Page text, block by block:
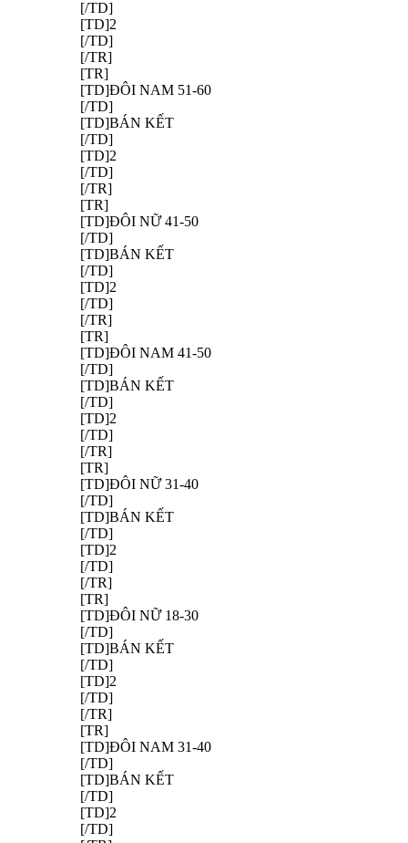
[/TD]
[TD]2
[/TD]
[/TR]
[TR]
[TD]ĐÔI NAM 51-60
[/TD]
[TD]BÁN KẾT
[/TD]
[TD]2
[/TD]
[/TR]
[TR]
[TD]ĐÔI NỮ 41-50
[/TD]
[TD]BÁN KẾT
[/TD]
[TD]2
[/TD]
[/TR]
[TR]
[TD]ĐÔI NAM 41-50
[/TD]
[TD]BÁN KẾT
[/TD]
[TD]2
[/TD]
[/TR]
[TR]
[TD]ĐÔI NỮ 31-40
[/TD]
[TD]BÁN KẾT
[/TD]
[TD]2
[/TD]
[/TR]
[TR]
[TD]ĐÔI NỮ 18-30
[/TD]
[TD]BÁN KẾT
[/TD]
[TD]2
[/TD]
[/TR]
[TR]
[TD]ĐÔI NAM 31-40
[/TD]
[TD]BÁN KẾT
[/TD]
[TD]2
[/TD]